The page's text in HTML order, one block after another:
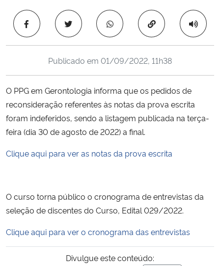
Ministério da Cidadania
Ministério da Saúde
Ministério de Minas e Energia
Ministério da Ciência, Tecnologia, Inovações e Comunicações
Ministério do Meio Ambiente
Controladoria-Geral da União
Secretaria-Geral
Copiar para área
Publicado em 01/09/2022, 11h38
O PPG em Gerontologia informa que os pedidos de
reconsideração referentes às notas da prova escrita
foram indeferidos, sendo a listagem publicada na terça-
feira (dia 30 de agosto de 2022) a final.
Clique aqui para ver as notas da prova escrita
O curso torna público o cronograma de entrevistas da
seleção de discentes do Curso, Edital 029/2022.
Clique aqui para ver o cronograma das entrevistas
Divulgue este conteúdo: